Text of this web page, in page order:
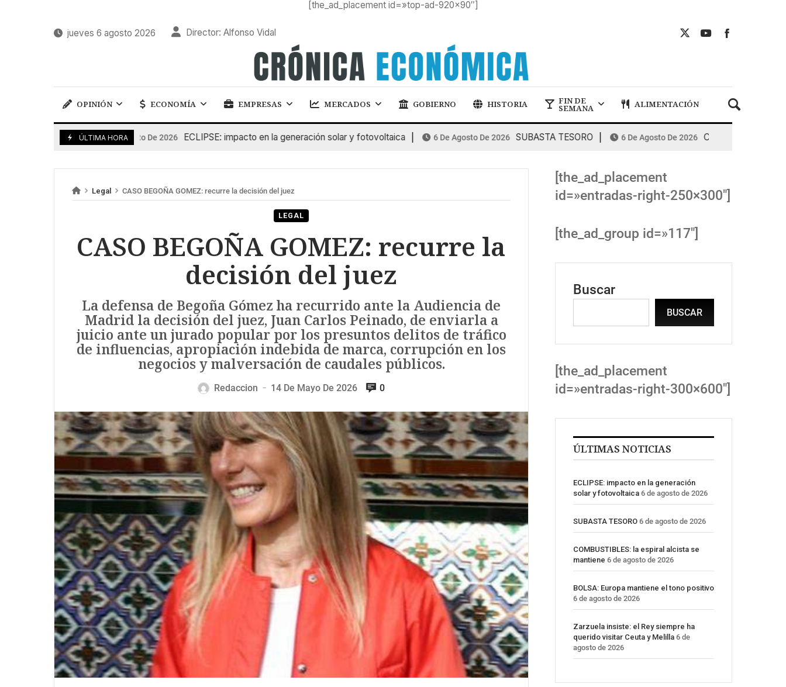
[the_ad_placement id=»top-ad-920×90″]
jueves 6 agosto 2026 Director: Alfonso Vidal
OPINIÓN ECONOMÍA EMPRESAS MERCADOS GOBIERNO HISTORIA FIN DE
SEMANA ALIMENTACIÓN
ÚLTIMA HORA
6 De Agosto De 2026 ECLIPSE: impacto en la generación solar y fotovoltaica 6 De Agosto De 2026 SUBASTA TESORO 6 De Agosto De 2026 COMBUSTIBLES: la
Legal CASO BEGOÑA GOMEZ: recurre la decisión del juez
LEGAL
CASO BEGOÑA GOMEZ: recurre la
decisión del juez
La defensa de Begoña Gómez ha recurrido ante la Audiencia de
Madrid la decisión del juez, Juan Carlos Peinado, de enviarla a
juicio ante un jurado popular por los presuntos delitos de tráfico
de influencias, apropiación indebida de marca, corrupción en los
negocios y malversación de caudales públicos.
Redaccion — 14 De Mayo De 2026 0
[the_ad_placement
id=»entradas-right-250×300″]
[the_ad_group id=»117″]
Buscar
BUSCAR
[the_ad_placement
id=»entradas-right-300×600″]
ÚLTIMAS NOTICIAS
ECLIPSE: impacto en la generación
solar y fotovoltaica 6 de agosto de 2026
SUBASTA TESORO 6 de agosto de 2026
COMBUSTIBLES: la espiral alcista se
mantiene 6 de agosto de 2026
BOLSA: Europa mantiene el tono positivo
6 de agosto de 2026
Zarzuela insiste: el Rey siempre ha
querido visitar Ceuta y Melilla 6 de
agosto de 2026